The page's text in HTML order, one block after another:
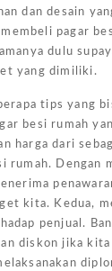
dan desain
pagar
dulu
yang dimiliki.
tips yang
besi rumah
harga dari
rumah. Dengan
kita. Kedua,
penjual.
diskon jika